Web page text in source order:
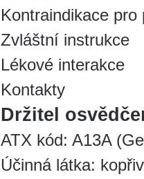
Kontraindikace pro
Zvláštní instrukce
Lékové interakce
Kontakty
Držitel
ATX kód: A13A
Účinná látka: